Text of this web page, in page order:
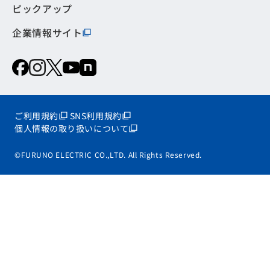
ピックアップ
企業情報サイト
ご利用規約
SNS利用規約
個人情報の取り扱いについて
©FURUNO ELECTRIC CO.,LTD. All Rights Reserved.